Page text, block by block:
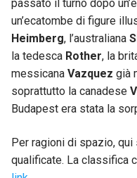
passato il turno dopo
un’ecatombe di figure
Heimberg, l’australiana
la tedesca Rother, la
messicana Vazquez già
soprattutto la canadese
Budapest era stata la
Per ragioni di spazio,
qualificate. La classifica